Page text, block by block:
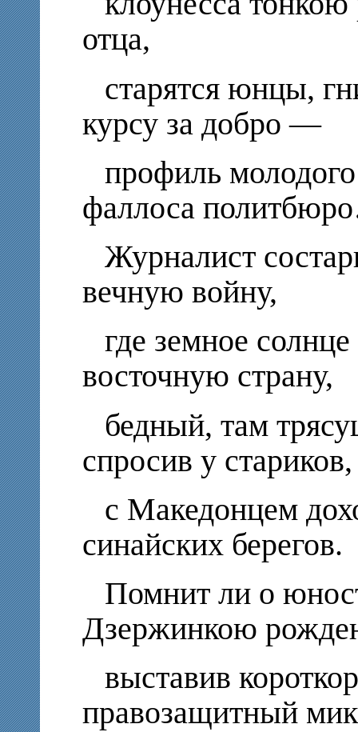
отца,
старятся юнцы,
курсу за добро —
профиль
фаллоса
Журналист
вечную войну,
где земное
восточную страну,
бедный, там
спросив у стариков,
с Македонцем
синайских берегов.
Помнит ли о
Дзержинкою
выставив
правозащитный